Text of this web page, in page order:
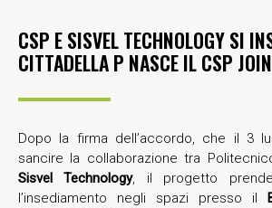
CSP E SISVEL TECHNOLOGY SI
CITTADELLA P NASCE IL CSP
Dopo la firma dell’accordo, che il 3
sancire la collaborazione tra
Sisvel Technology, il progetto
l’insediamento negli spazi presso il